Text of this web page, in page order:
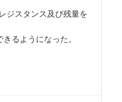
ジスタンス及び残量を
るようになった。